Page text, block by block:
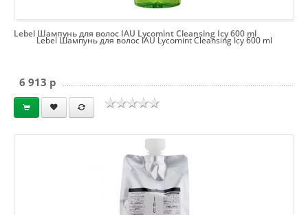
Lebel Шампунь для волос IAU Lycomint Cleansing Icy 600 ml
Lebel Шампунь для волос IAU Lycomint Cleansing Icy 600 ml
6 913 p